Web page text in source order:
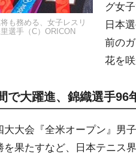
も務める、女子レスリ
選手（C）ORICON
グ女
日本
前の
花を
で大躍進、錦織選手96
大会『全米オープン』男
を果たすなど、日本テニス